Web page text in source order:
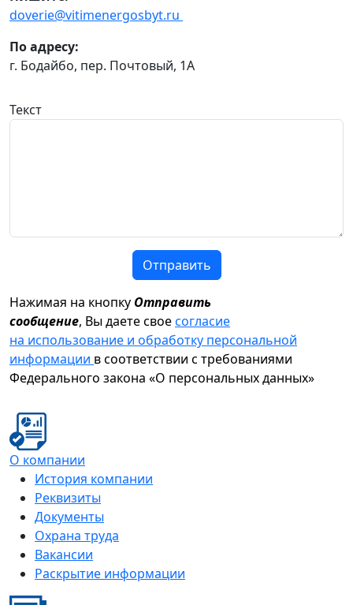
doverie@vitimenergosbyt.ru
По адресу:
г. Бодайбо, пер. Почтовый, 1А
Текст
Отправить
Нажимая на кнопку Отправить
сообщение, Вы даете своесогласие
на использование и обработку персональной
информации в соответствии с требованиями
Федерального закона «О персональных данных»
О компании
История компании
Реквизиты
Документы
Охрана труда
Вакансии
Раскрытие информации